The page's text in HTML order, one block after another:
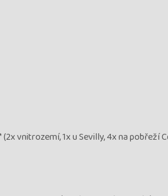
vnitrozemí, 1x u Sevilly, 4x na pobřeží